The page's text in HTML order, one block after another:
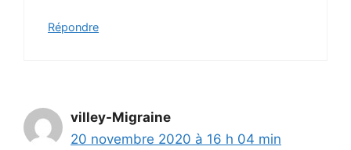
Répondre
villey-Migraine
20 novembre 2020 à 16 h 04 min